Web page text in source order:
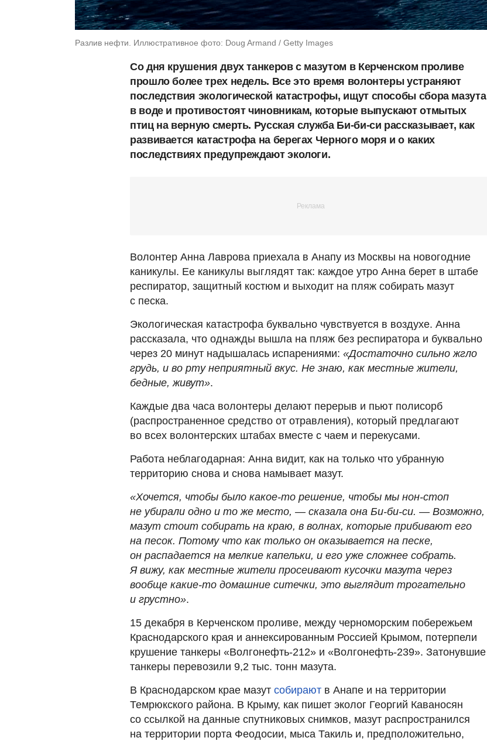
Разлив нефти. Иллюстративное фото: Doug Armand / Getty Images
Со дня крушения двух танкеров с мазутом в Керченском проливе
прошло более трех недель. Все это время волонтеры устраняют
последствия экологической катастрофы, ищут способы сбора мазута
в воде и противостоят чиновникам, которые выпускают отмытых
птиц на верную смерть. Русская служба Би-би-си рассказывает, как
развивается катастрофа на берегах Черного моря и о каких
последствиях предупреждают экологи.
Волонтер Анна Лаврова приехала в Анапу из Москвы на новогодние
каникулы. Ее каникулы выглядят так: каждое утро Анна берет в штабе
респиратор, защитный костюм и выходит на пляж собирать мазут
с песка.
Экологическая катастрофа буквально чувствуется в воздухе. Анна
рассказала, что однажды вышла на пляж без респиратора и буквально
через 20 минут надышалась испарениями: «Достаточно сильно жгло
грудь, и во рту неприятный вкус. Не знаю, как местные жители,
бедные, живут».
Каждые два часа волонтеры делают перерыв и пьют полисорб
(распространенное средство от отравления), который предлагают
во всех волонтерских штабах вместе с чаем и перекусами.
Работа неблагодарная: Анна видит, как на только что убранную
территорию снова и снова намывает мазут.
«Хочется, чтобы было какое-то решение, чтобы мы нон-стоп
не убирали одно и то же место, — сказала она Би-би-си. — Возможно,
мазут стоит собирать на краю, в волнах, которые прибивают его
на песок. Потому что как только он оказывается на песке,
он распадается на мелкие капельки, и его уже сложнее собрать.
Я вижу, как местные жители просеивают кусочки мазута через
вообще какие-то домашние ситечки, это выглядит трогательно
и грустно».
15 декабря в Керченском проливе, между черноморским побережьем
Краснодарского края и аннексированным Россией Крымом, потерпели
крушение танкеры «Волгонефть-212» и «Волгонефть-239». Затонувшие
танкеры перевозили 9,2 тыс. тонн мазута.
В Краснодарском крае мазут собирают в Анапе и на территории
Темрюкского района. В Крыму, как пишет эколог Георгий Каваносян
со ссылкой на данные спутниковых снимков, мазут распространился
на территории порта Феодосии, мыса Такиль и, предположительно,